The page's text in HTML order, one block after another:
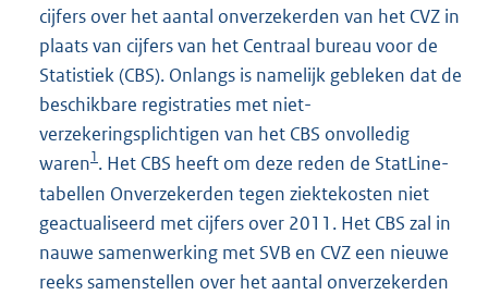
cijfers over het aantal onverzekerden van het CVZ in
plaats van cijfers van het Centraal bureau voor de
Statistiek (CBS). Onlangs is namelijk gebleken dat de
beschikbare registraties met niet-
verzekeringsplichtigen van het CBS onvolledig
waren1. Het CBS heeft om deze reden de StatLine-
tabellen Onverzekerden tegen ziektekosten niet
geactualiseerd met cijfers over 2011. Het CBS zal in
nauwe samenwerking met SVB en CVZ een nieuwe
reeks samenstellen over het aantal onverzekerden